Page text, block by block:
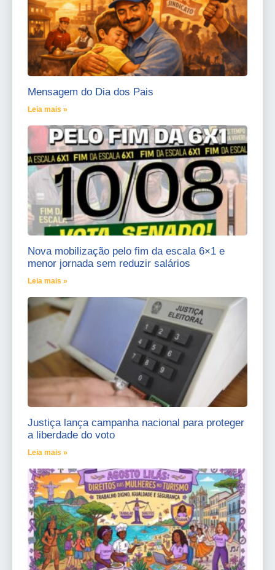
Mensagem do Dia dos Pais
Leia mais »
Nova mobilização pelo fim da escala 6×1 e
menor jornada sem reduzir salários
Leia mais »
Justiça lança campanha nacional para proteger
a liberdade do voto
Leia mais »